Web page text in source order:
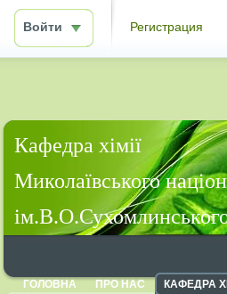
Войти Регистрация
Кафедра хімії
Миколаївського
ГОЛОВНА ПРО НАС КАФЕДРА